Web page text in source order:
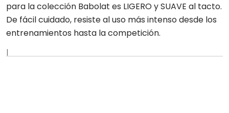
para la colección Babolat es LIGERO y SUAVE al tacto.
De fácil cuidado, resiste al uso más intenso desde los
entrenamientos hasta la competición.
|